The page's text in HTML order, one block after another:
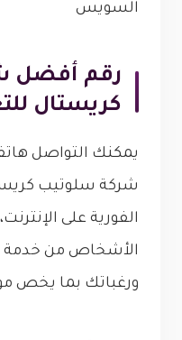
السويس
رقم أفضل
كريستال
يمكنك التواصل
شركة سلوتيب
الفورية على
الأشخاص من خدمة
ورغباتك بما يخص